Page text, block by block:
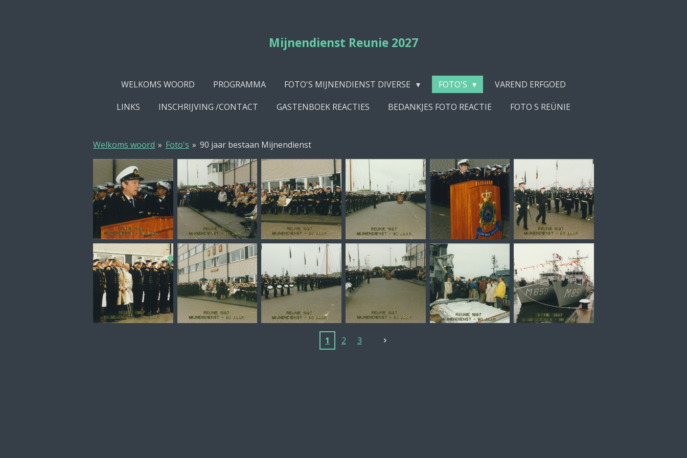
Mijnendienst Reunie 2027
WELKOMS WOORD PROGRAMMA FOTO'S MIJNENDIENST DIVERSE FOTO'S
VAREND ERFGOED
LINKS
INSCHRIJVING /CONTACT GASTENBOEK REACTIES BEDANKJES FOTO REACTIE FOTO S REÜNIE
Welkoms woord » Foto's » 90 jaar bestaan Mijnendienst
1 2 3